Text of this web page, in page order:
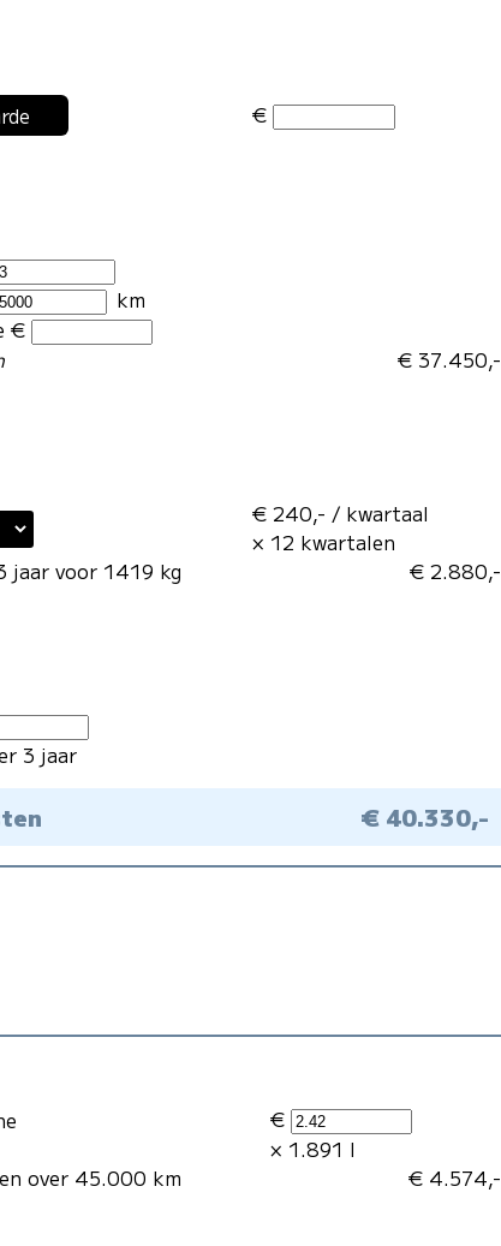
€
km
€
€ 37.450,-
jaar voor 1419 kg
€ 240,- / kwartaal
× 12 kwartalen
€ 2.880,-
3 jaar
€ 40.330,-
over 45.000 km
€
× 1.891 l
€ 4.574,-